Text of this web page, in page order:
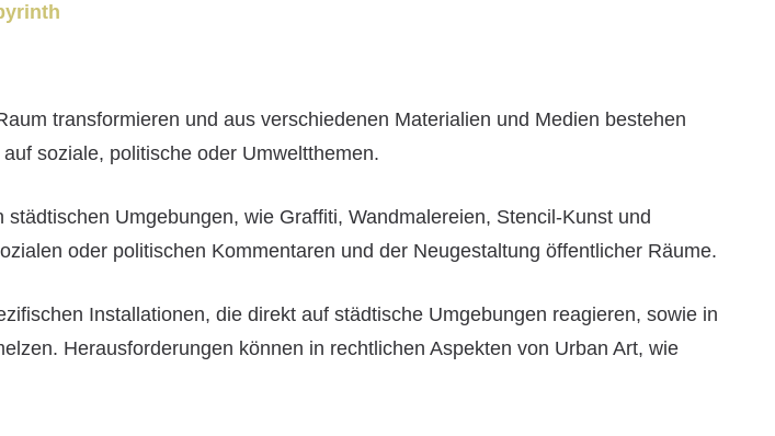
transformieren und aus verschiedenen Materialien und Medien bestehen
soziale, politische oder Umweltthemen.
Umgebungen, wie Graffiti, Wandmalereien, Stencil-Kunst und
oder politischen Kommentaren und der Neugestaltung öffentlicher Räume.
Installationen, die direkt auf städtische Umgebungen reagieren, sowie in
Herausforderungen können in rechtlichen Aspekten von Urban Art, wie